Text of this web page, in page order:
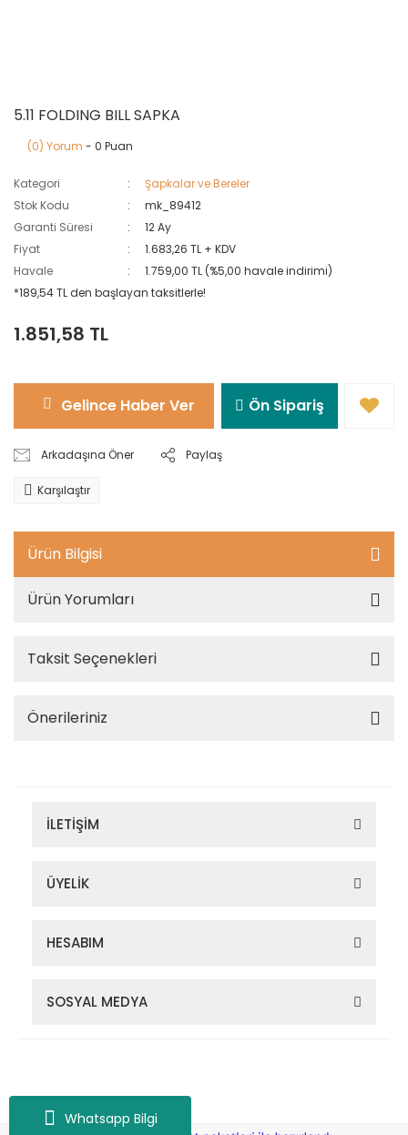
Whatsapp Bilgi
5.11 FOLDING BILL SAPKA
(0) Yorum - 0 Puan
Kategori
Şapkalar ve Bereler
Stok Kodu
mk_89412
Garanti Süresi
12 Ay
Fiyat
1.683,26 TL + KDV
Havale
1.759,00 TL (%5,00 havale indirimi)
*189,54 TL den başlayan taksitlerle!
1.851,58 TL
Gelince Haber Ver Ön Sipariş
Arkadaşına Öner Paylaş
Karşılaştır
Ürün Bilgisi
Ürün Yorumları
Taksit Seçenekleri
Önerileriniz
İLETİŞİM
ÜYELİK
HESABIM
SOSYAL MEDYA